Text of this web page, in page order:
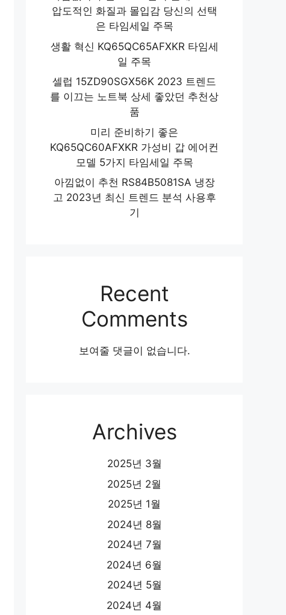
압도적인 화질과 몰입감 당신의 선택
은 타임세일 주목
생활 혁신 KQ65QC65AFXKR 타임세
일 주목
셀럽 15ZD90SGX56K 2023 트렌드
를 이끄는 노트북 상세 좋았던 추천상
품
미리 준비하기 좋은
KQ65QC60AFXKR 가성비 갑 에어컨
모델 5가지 타임세일 주목
아낌없이 추천 RS84B5081SA 냉장
고 2023년 최신 트렌드 분석 사용후
기
Recent
Comments
보여줄 댓글이 없습니다.
Archives
2025년 3월
2025년 2월
2025년 1월
2024년 8월
2024년 7월
2024년 6월
2024년 5월
2024년 4월